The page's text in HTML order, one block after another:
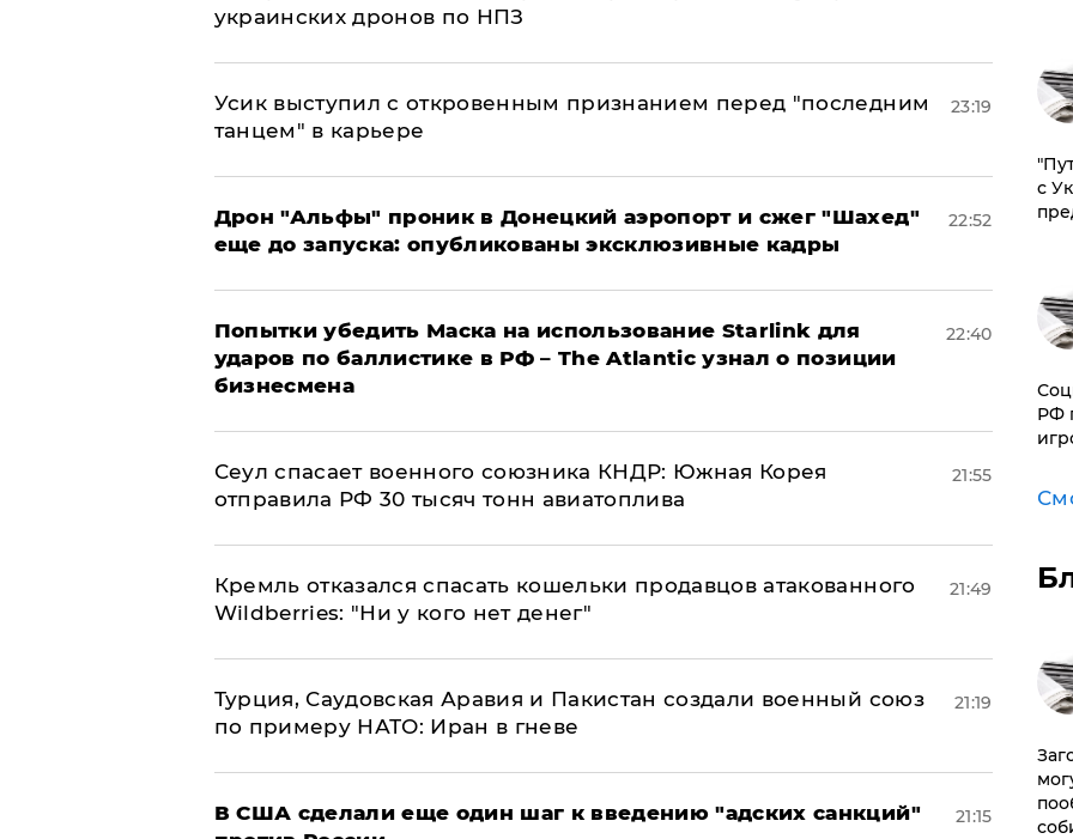
украинских дронов по НПЗ
Усик выступил с откровенным признанием перед "последним
танцем" в карьере
23:19
Дрон "Альфы" проник в Донецкий аэропорт и сжег "Шахед"
еще до запуска: опубликованы эксклюзивные кадры
22:52
Попытки убедить Маска на использование Starlink для
ударов по баллистике в РФ – The Atlantic узнал о позиции
бизнесмена
22:40
​Сеул спасает военного союзника КНДР: Южная Корея
отправила РФ 30 тысяч тонн авиатоплива
21:55
Кремль отказался спасать кошельки продавцов атакованного
Wildberries: "Ни у кого нет денег"
21:49
Турция, Саудовская Аравия и Пакистан создали военный союз
по примеру НАТО: Иран в гневе
21:19
В США сделали еще один шаг к введению "адских санкций"
21:15
с
РФ